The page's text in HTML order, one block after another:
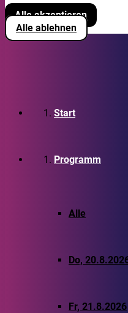
Alle akzeptieren
Alle ablehnen
Start
Programm
Alle
Do,
Fr, 21.8.2026